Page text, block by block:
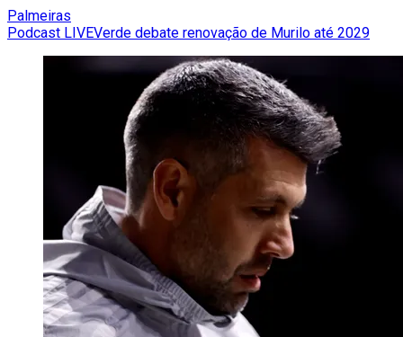
Palmeiras
Podcast LIVEVerde debate renovação de Murilo até 2029